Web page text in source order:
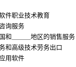
件职业技术教育
询服务
和＿＿＿地区的销售服务
和高级技术劳务出口
用软件